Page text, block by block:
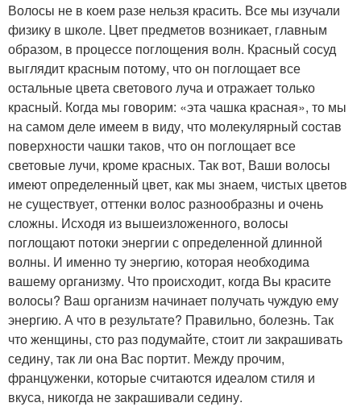
Волосы не в коем разе нельзя красить. Все мы изучали
физику в школе. Цвет предметов возникает, главным
образом, в процессе поглощения волн. Красный сосуд
выглядит красным потому, что он поглощает все
остальные цвета светового луча и отражает только
красный. Когда мы говорим: «эта чашка красная», то мы
на самом деле имеем в виду, что молекулярный состав
поверхности чашки таков, что он поглощает все
световые лучи, кроме красных. Так вот, Ваши волосы
имеют определенный цвет, как мы знаем, чистых цветов
не существует, оттенки волос разнообразны и очень
сложны. Исходя из вышеизложенного, волосы
поглощают потоки энергии с определенной длинной
волны. И именно ту энергию, которая необходима
вашему организму. Что происходит, когда Вы красите
волосы? Ваш организм начинает получать чуждую ему
энергию. А что в результате? Правильно, болезнь. Так
что женщины, сто раз подумайте, стоит ли закрашивать
седину, так ли она Вас портит. Между прочим,
француженки, которые считаются идеалом стиля и
вкуса, никогда не закрашивали седину.